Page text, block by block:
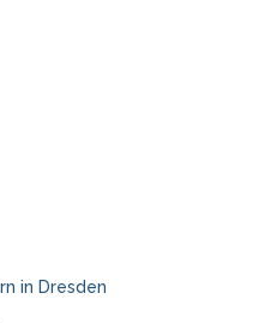
in Dresden